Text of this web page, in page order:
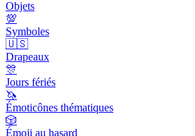
Objets
💯
Symboles
🇺🇸
Drapeaux
🎊
Jours fériés
🦄
Émoticônes thématiques
🎲
Émoji au hasard